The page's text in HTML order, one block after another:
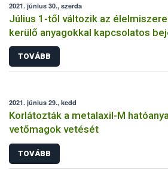
2021. június 30., szerda
Július 1-től változik az
kerülő anyagokkal kapcsolatos
kötelezettség
TOVÁBB
2021. június 29., kedd
Korlátozták a metalaxil-M
vetőmagok vetését
TOVÁBB